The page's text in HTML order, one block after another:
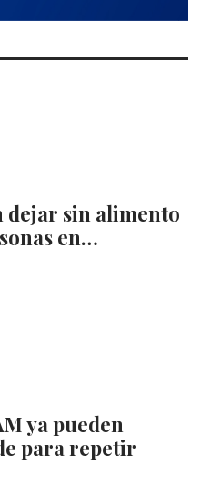
dejar sin alimento
en…
ya pueden
para repetir